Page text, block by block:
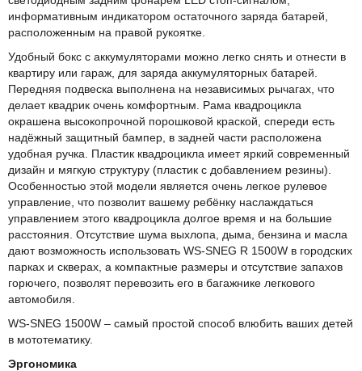
информативным индикатором остаточного заряда батарей,
расположенным на правой рукоятке.
Удобный бокс с аккумуляторами можно легко снять и отнести в
квартиру или гараж, для заряда аккумуляторных батарей.
Передняя подвеска выполнена на независимых рычагах, что
делает квадрик очень комфортным. Рама квадроцикла
окрашена высокопрочной порошковой краской, спереди есть
надёжный защитный бампер, в задней части расположена
удобная ручка. Пластик квадроцикла имеет яркий современный
дизайн и мягкую структуру (пластик с добавлением резины).
Особенностью этой модели является очень легкое рулевое
управление, что позволит вашему ребёнку наслаждаться
управлением этого квадроцикла долгое время и на большие
расстояния. Отсутствие шума выхлопа, дыма, бензина и масла
дают возможность использовать WS-SNEG R 1500W в городских
парках и скверах, а компактные размеры и отсутствие запахов
горючего, позволят перевозить его в багажнике легкового
автомобиля.
WS-SNEG 1500W – самый простой способ влюбить ваших детей
в мототематику.
Эргономика